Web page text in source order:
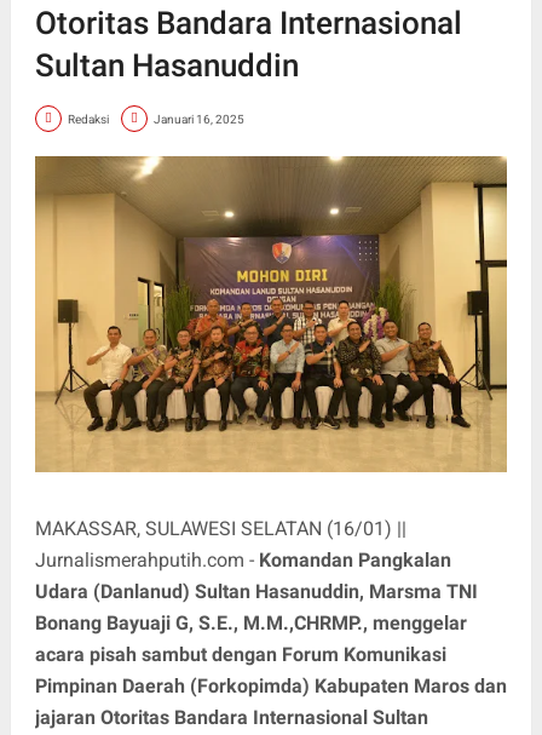
Otoritas Bandara Internasional
Sultan Hasanuddin
Redaksi Januari 16, 2025
MAKASSAR, SULAWESI SELATAN (16/01) ||
Jurnalismerahputih.com - Komandan Pangkalan
Udara (Danlanud) Sultan Hasanuddin, Marsma TNI
Bonang Bayuaji G, S.E., M.M.,CHRMP., menggelar
acara pisah sambut dengan Forum Komunikasi
Pimpinan Daerah (Forkopimda) Kabupaten Maros dan
jajaran Otoritas Bandara Internasional Sultan